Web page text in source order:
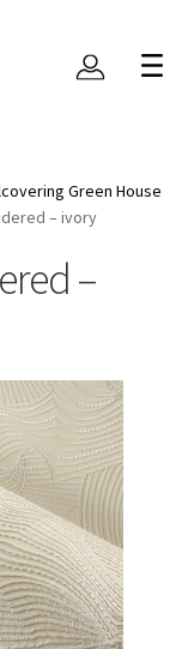
Green House
– ivory
–